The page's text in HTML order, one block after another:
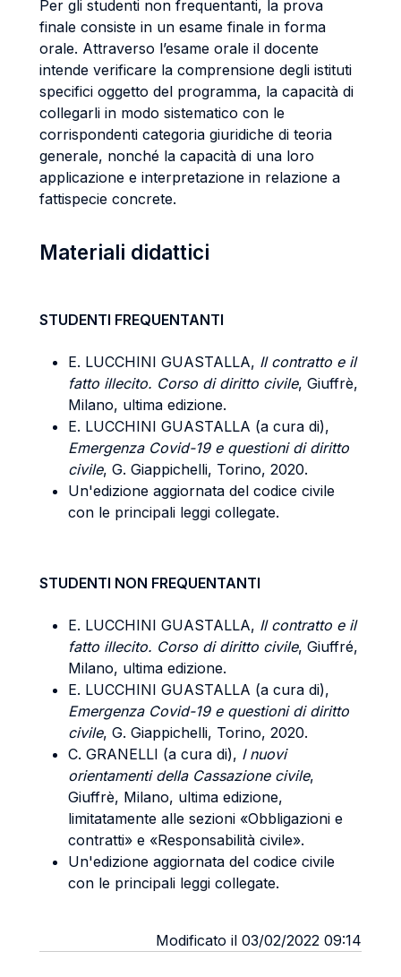
Per gli studenti non frequentanti, la prova
finale consiste in un esame finale in forma
orale. Attraverso l’esame orale il docente
intende verificare la comprensione degli istituti
specifici oggetto del programma, la capacità di
collegarli in modo sistematico con le
corrispondenti categoria giuridiche di teoria
generale, nonché la capacità di una loro
applicazione e interpretazione in relazione a
fattispecie concrete.
Materiali didattici
STUDENTI FREQUENTANTI
E. LUCCHINI GUASTALLA, Il contratto e il
fatto illecito. Corso di diritto civile, Giuffrè,
Milano, ultima edizione.
E. LUCCHINI GUASTALLA (a cura di),
Emergenza Covid-19 e questioni di diritto
civile, G. Giappichelli, Torino, 2020.
Un'edizione aggiornata del codice civile
con le principali leggi collegate.
STUDENTI NON FREQUENTANTI
E. LUCCHINI GUASTALLA, Il contratto e il
fatto illecito. Corso di diritto civile, Giuffré,
Milano, ultima edizione.
E. LUCCHINI GUASTALLA (a cura di),
Emergenza Covid-19 e questioni di diritto
civile, G. Giappichelli, Torino, 2020.
C. GRANELLI (a cura di), I nuovi
orientamenti della Cassazione civile,
Giuffrè, Milano, ultima edizione,
limitatamente alle sezioni «Obbligazioni e
contratti» e «Responsabilità civile».
Un'edizione aggiornata del codice civile
con le principali leggi collegate.
Modificato il 03/02/2022 09:14